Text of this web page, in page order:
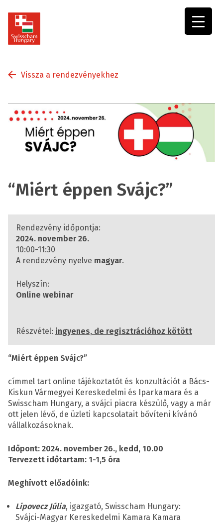
Vissza a rendezvényekhez
“Miért éppen Svájc?”
Rendezvény időpontja:
2024. november 26.
10:00-11:30
A rendezvény nyelve magyar.
Helyszín:
Online webinar
Részvétel: ingyenes, de regisztrációhoz kötött
“Miért éppen Svájc?”
címmel tart online tájékoztatót és konzultációt a Bács-
Kiskun Vármegyei Kereskedelmi és Iparkamara és a
Swisscham Hungary, a svájci piacra készülő, vagy a már
ott jelen lévő, de üzleti kapcsolatait bővíteni kívánó
vállalkozásoknak.
Időpont: 2024. november 26., kedd, 10.00
Tervezett időtartam: 1-1,5 óra
Meghívott előadóink:
Lipovecz Júlia, igazgató, Swisscham Hungary:
Svájci-Magyar Kereskedelmi Kamara Kamara